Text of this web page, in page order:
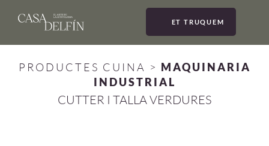
ET TRUQUEM
PRODUCTES CUINA > MAQUINARIA
INDUSTRIAL
CUTTER I TALLA VERDURES